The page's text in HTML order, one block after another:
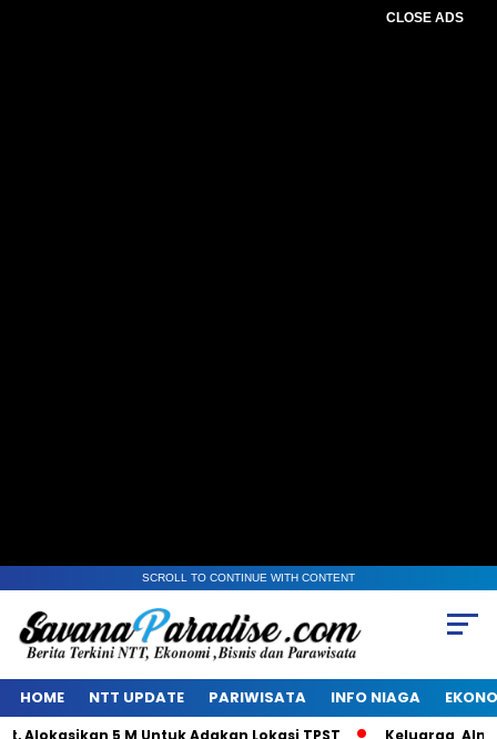
CLOSE ADS
SCROLL TO CONTINUE WITH CONTENT
HOME NTT UPDATE PARIWISATA INFO NIAGA